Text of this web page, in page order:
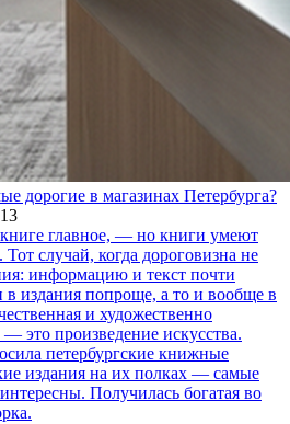
дорогие в магазинах Петербурга?
главное, — но книги умеют
случай, когда дороговизна не
информацию и текст почти
в издания попроще, а то и вообще в
и художественно
это произведение искусства.
петербургские книжные
издания на их полках — самые
Получилась богатая во